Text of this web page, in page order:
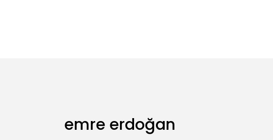
emre erdoğan